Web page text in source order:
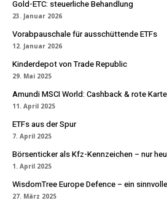
Gold-ETC: steuerliche Behandlung
23. Januar 2026
Vorabpauschale für ausschüttende ETFs
12. Januar 2026
Kinderdepot von Trade Republic
29. Mai 2025
Amundi MSCI World: Cashback & rote Karte
11. April 2025
ETFs aus der Spur
7. April 2025
Börsenticker als Kfz-Kennzeichen – nur
1. April 2025
WisdomTree Europe Defence – ein
27. März 2025